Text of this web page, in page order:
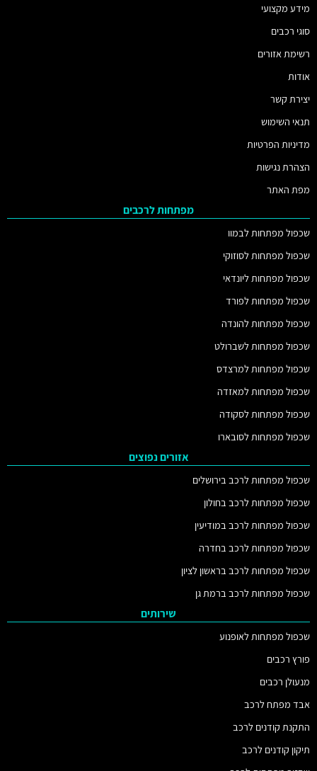
מידע מקצועי
סוגי רכבים
רשימת אזורים
אודות
יצירת קשר
תנאי השימוש
מדיניות הפרטיות
הצהרת נגישות
מפת האתר
מפתחות לרכבים
שכפול מפתחות לבמוו
שכפול מפתחות לסוזוקי
שכפול מפתחות ליונדאי
שכפול מפתחות לפורד
שכפול מפתחות להונדה
שכפול מפתחות לשברולט
שכפול מפתחות למרצדס
שכפול מפתחות למאזדה
שכפול מפתחות לסקודה
שכפול מפתחות לסובארו
אזורים נפוצים
שכפול מפתחות לרכב בירושלים
שכפול מפתחות לרכב בחולון
שכפול מפתחות לרכב במודיעין
שכפול מפתחות לרכב בחדרה
שכפול מפתחות לרכב בראשון לציון
שכפול מפתחות לרכב ברמת גן
שירותים
שכפול מפתחות לאופנוע
פורץ רכבים
מנעולן רכבים
אבד מפתח לרכב
התקנת קודנים לרכב
תיקון קודנים לרכב